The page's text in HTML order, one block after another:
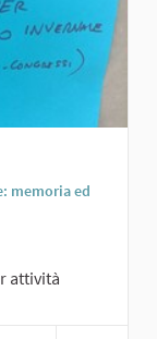
memoria ed
attività